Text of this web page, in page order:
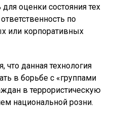
оценки состояния тех
по
или корпоративных
что данная технология
в борьбе с «группами
в террористическую
национальной розни.